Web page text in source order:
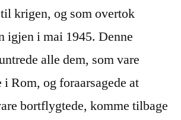
krigen, og som overtok
igjen i mai 1945. Denne
alle dem, som vare
Rom, og foraarsagede at
bortflygtede, komme tilbage